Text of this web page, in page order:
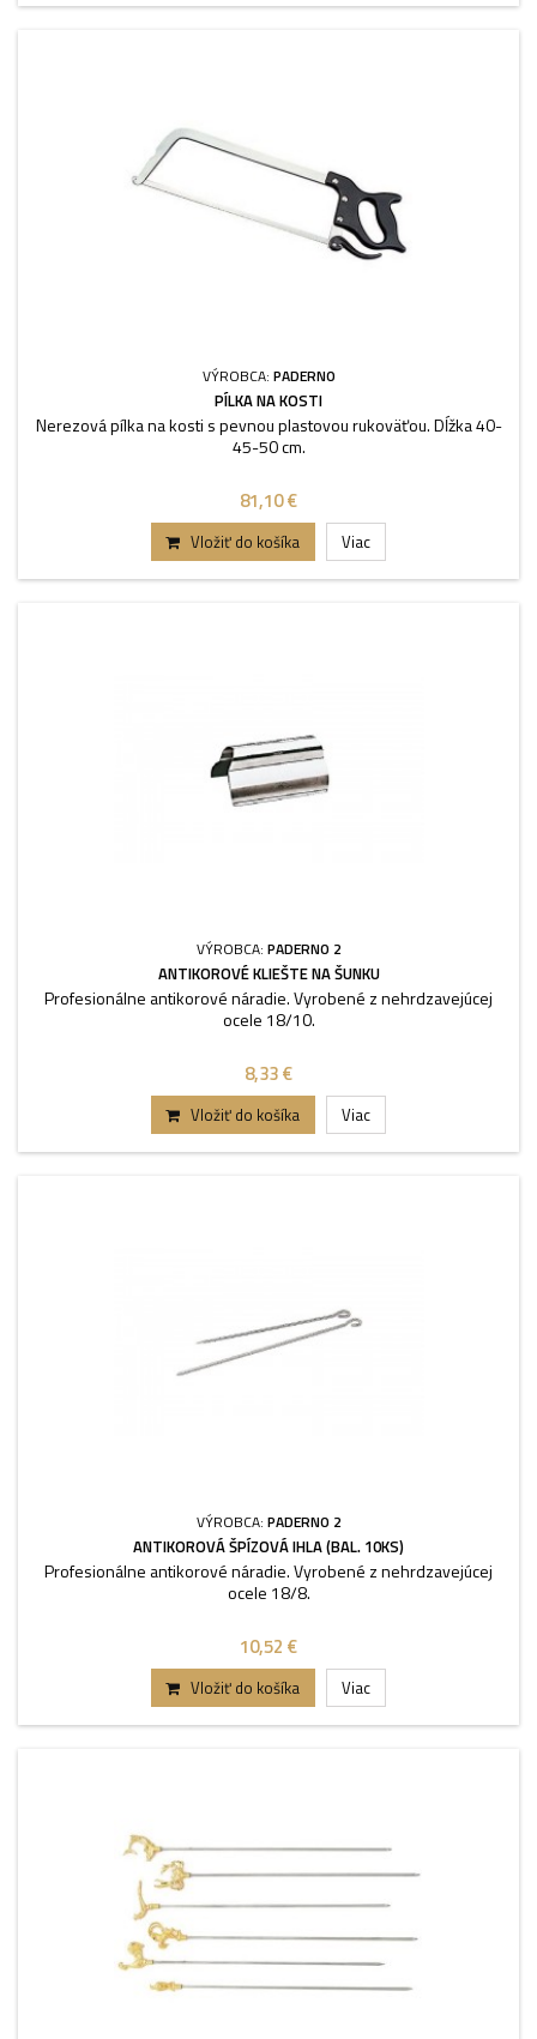
VÝROBCA: PADERNO
PÍLKA NA KOSTI
Nerezová pílka na kosti s pevnou plastovou rukoväťou. Dĺžka 40-
45-50 cm.
81,10 €
Vložiť do košíka Viac
VÝROBCA: PADERNO 2
ANTIKOROVÉ KLIEŠTE NA ŠUNKU
Profesionálne antikorové náradie. Vyrobené z nehrdzavejúcej
ocele 18/10.
8,33 €
Vložiť do košíka Viac
VÝROBCA: PADERNO 2
ANTIKOROVÁ ŠPÍZOVÁ IHLA (BAL. 10KS)
Profesionálne antikorové náradie. Vyrobené z nehrdzavejúcej
ocele 18/8.
10,52 €
Vložiť do košíka Viac